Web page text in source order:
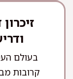
בעולם
קרובות